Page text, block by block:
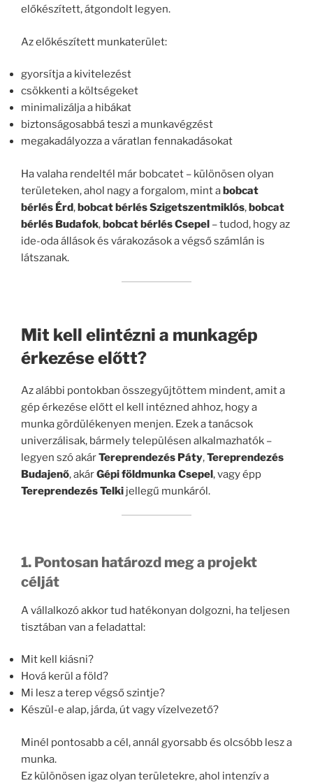
előkészített, átgondolt legyen.
Az előkészített munkaterület:
gyorsítja a kivitelezést
csökkenti a költségeket
minimalizálja a hibákat
biztonságosabbá teszi a munkavégzést
megakadályozza a váratlan fennakadásokat
Ha valaha rendeltél már bobcatet – különösen olyan
területeken, ahol nagy a forgalom, mint abobcat
bérlés Érd,bobcat bérlés Szigetszentmiklós,bobcat
bérlés Budafok,bobcat bérlés Csepel – tudod, hogy az
ide-oda állások és várakozások a végső számlán is
látszanak.
Mit kell elintézni a munkagép
érkezése előtt?
Az alábbi pontokban összegyűjtöttem mindent, amit a
gép érkezése előtt el kell intézned ahhoz, hogy a
munka gördülékenyen menjen. Ezek a tanácsok
univerzálisak, bármely településen alkalmazhatók –
legyen szó akárTereprendezés Páty,Tereprendezés
Budajenő, akárGépi földmunka Csepel, vagy épp
Tereprendezés Telki jellegű munkáról.
1. Pontosan határozd meg a projekt
célját
A vállalkozó akkor tud hatékonyan dolgozni, ha teljesen
tisztában van a feladattal:
Mit kell kiásni?
Hová kerül a föld?
Mi lesz a terep végső szintje?
Készül-e alap, járda, út vagy vízelvezető?
Minél pontosabb a cél, annál gyorsabb és olcsóbb lesz a
munka.
Ez különösen igaz olyan területekre, ahol intenzív a